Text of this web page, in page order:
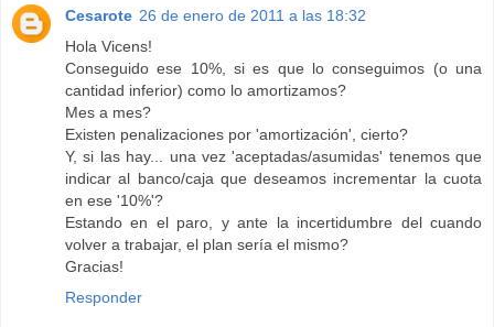
Cesarote 26 de enero de 2011 a las 18:32
Hola Vicens!
Conseguido ese 10%, si es que lo conseguimos (o una
cantidad inferior) como lo amortizamos?
Mes a mes?
Existen penalizaciones por 'amortización', cierto?
Y, si las hay... una vez 'aceptadas/asumidas' tenemos que
indicar al banco/caja que deseamos incrementar la cuota
en ese '10%'?
Estando en el paro, y ante la incertidumbre del cuando
volver a trabajar, el plan sería el mismo?
Gracias!
Responder